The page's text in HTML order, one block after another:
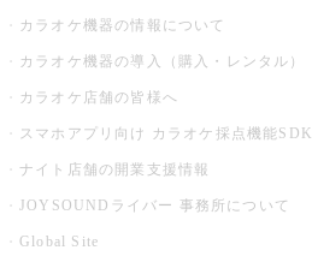
カラオケ機器の情報について
カラオケ機器の導入（購入・レンタル）
カラオケ店舗の皆様へ
スマホアプリ向け カラオケ採点機能SDK
ナイト店舗の開業支援情報
JOYSOUNDライバー 事務所について
Global Site